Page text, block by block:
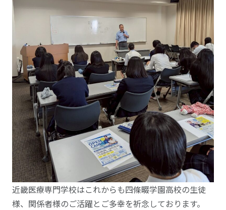
近畿医療専門学校はこれからも四條畷学園高校の生徒
様、関係者様のご活躍とご多幸を祈念しております。